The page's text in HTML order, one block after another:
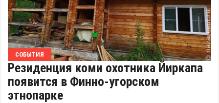
СОБЫТИЯ
Резиденция коми охотника Йиркапа
появится в Финно-угорском
этнопарке